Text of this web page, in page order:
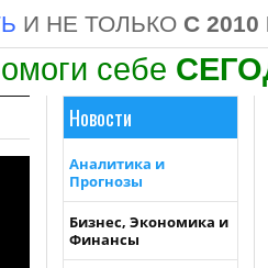
И НЕ ТОЛЬКО С
себе
Новости
Аналитика и
Прогнозы
Бизнес, Экономика и
Финансы